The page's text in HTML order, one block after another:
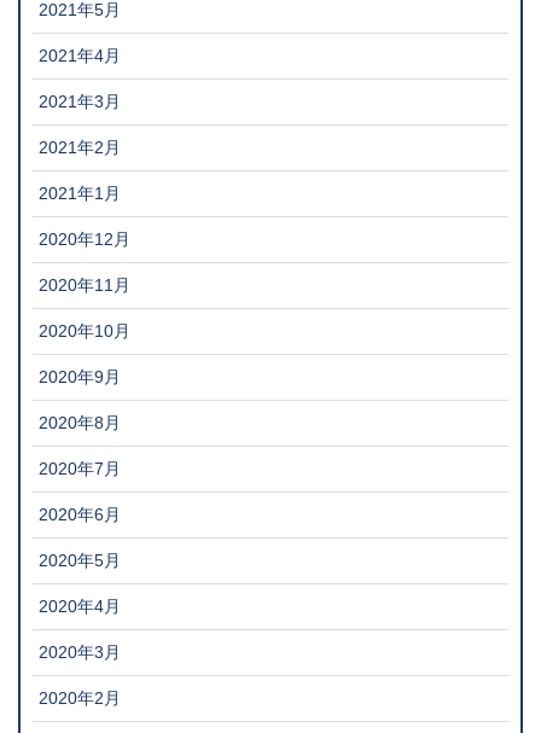
2021年5月
2021年4月
2021年3月
2021年2月
2021年1月
2020年12月
2020年11月
2020年10月
2020年9月
2020年8月
2020年7月
2020年6月
2020年5月
2020年4月
2020年3月
2020年2月